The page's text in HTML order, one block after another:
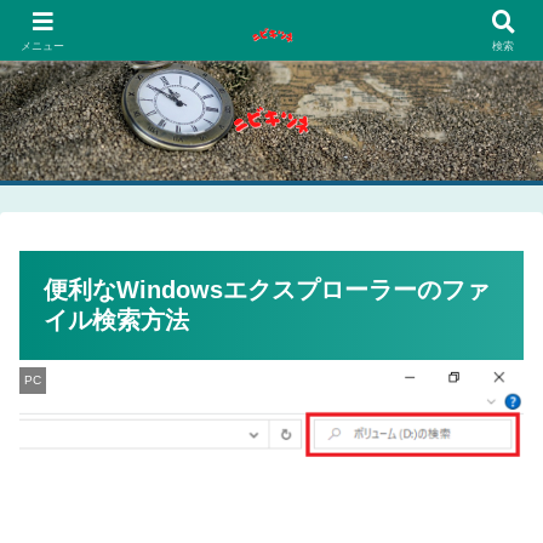
便利なWindowsエクスプローラーのファ
イル検索方法
PC
メニュー 検索